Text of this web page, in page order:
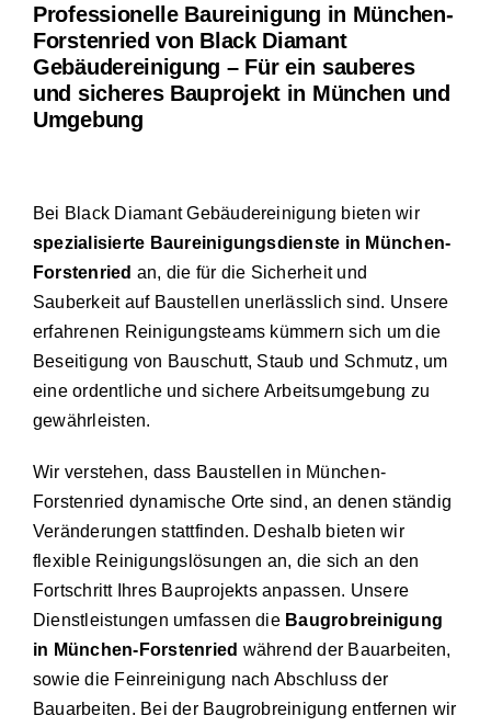
Professionelle Baureinigung in München-
Forstenried von Black Diamant
Gebäudereinigung – Für ein sauberes
und sicheres Bauprojekt in München und
Umgebung
Bei Black Diamant Gebäudereinigung bieten wir
spezialisierte Baureinigungsdienste in München-
Forstenried an, die für die Sicherheit und
Sauberkeit auf Baustellen unerlässlich sind. Unsere
erfahrenen Reinigungsteams kümmern sich um die
Beseitigung von Bauschutt, Staub und Schmutz, um
eine ordentliche und sichere Arbeitsumgebung zu
gewährleisten.
Wir verstehen, dass Baustellen in München-
Forstenried dynamische Orte sind, an denen ständig
Veränderungen stattfinden. Deshalb bieten wir
flexible Reinigungslösungen an, die sich an den
Fortschritt Ihres Bauprojekts anpassen. Unsere
Dienstleistungen umfassen die Baugrobreinigung
in München-Forstenried während der Bauarbeiten,
sowie die Feinreinigung nach Abschluss der
Bauarbeiten. Bei der Baugrobreinigung entfernen wir